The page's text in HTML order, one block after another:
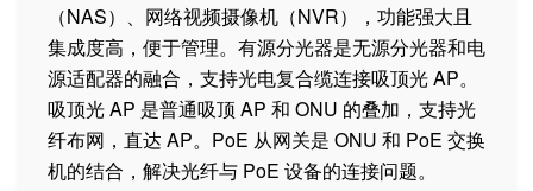
（NAS）、网络视频摄像机（NVR），功能强大且
集成度高，便于管理。有源分光器是无源分光器和电
源适配器的融合，支持光电复合缆连接吸顶光 AP。
吸顶光 AP 是普通吸顶 AP 和 ONU 的叠加，支持光
纤布网，直达 AP。PoE 从网关是 ONU 和 PoE 交换
机的结合，解决光纤与 PoE 设备的连接问题。